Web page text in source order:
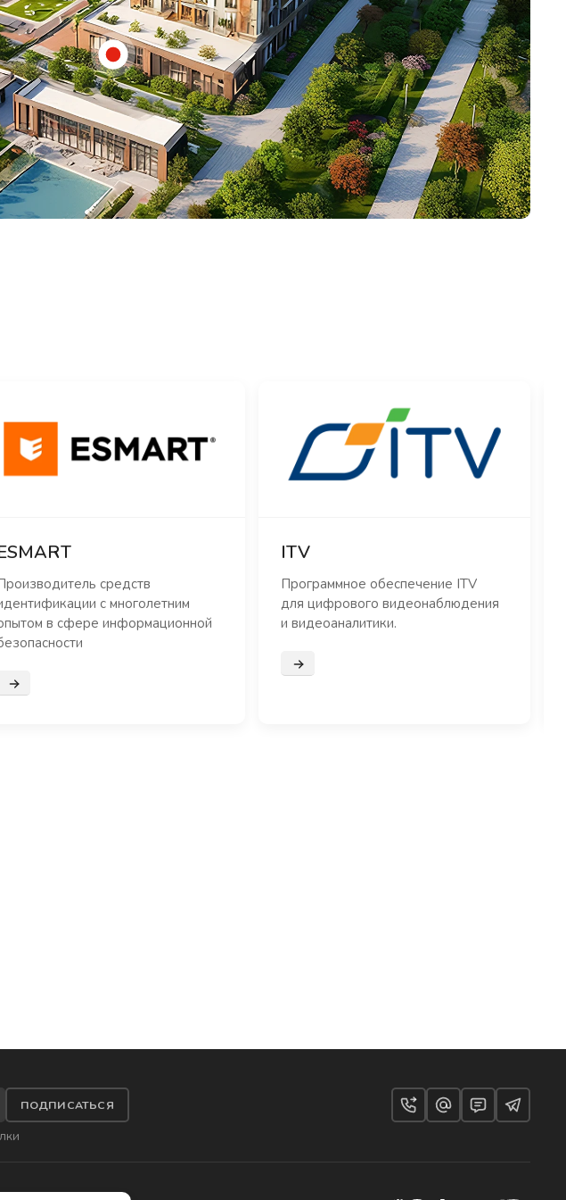
средств
с многолетним
в сфере информационной
Подробнее
ITV
Программное обеспечение ITV
для цифрового видеонаблюдения
и видеоаналитики.
Подробнее
ПОДПИСАТЬСЯ